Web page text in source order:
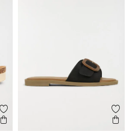
Ajouter aux favoris
Aperçu rapide